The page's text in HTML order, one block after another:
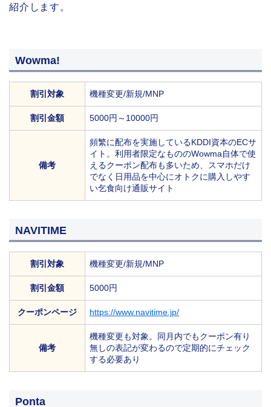
紹介します。
Wowma!
割引対象 機種変更/新規/MNP
割引金額 5000円～10000円
備考
頻繁に配布を実施しているKDDI資本のECサ
イト。利用者限定なもののWowma自体で使
えるクーポン配布も多いため、スマホだけ
でなく日用品を中心にオトクに購入しやす
い乞食向け通販サイト
NAVITIME
割引対象 機種変更/新規/MNP
割引金額 5000円
クーポンページ https://www.navitime.jp/
備考
機種変更も対象。同月内でもクーポン有り
無しの表記が変わるので定期的にチェック
する必要あり
Ponta